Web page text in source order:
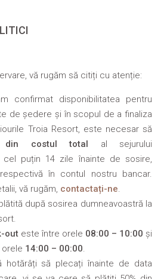
vă rugăm să citiți cu atenție:
confirmat disponibilitatea pentru
de ședere și în scopul de a finaliza
Troia Resort, este necesar să
din costul total al sejurului
cel puțin 14 zile înainte de sosire,
în contul nostru bancar.
vă rugăm, contactați-ne.
după sosirea dumneavoastră la
out este între orele 08:00 – 10:00 și
14:00 – 00:00.
hotărâți să plecați înainte de data